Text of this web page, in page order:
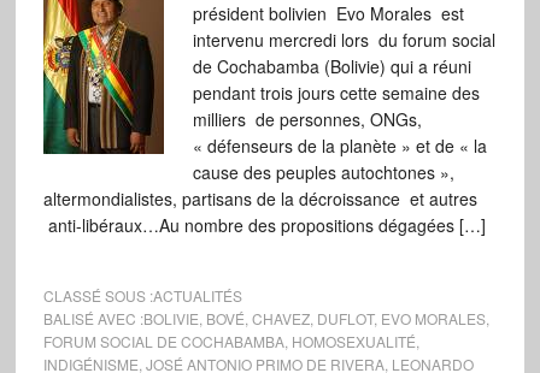
président bolivien Evo Morales est
intervenu mercredi lors du forum social
de Cochabamba (Bolivie) qui a réuni
pendant trois jours cette semaine des
milliers de personnes, ONGs,
« défenseurs de la planète » et de « la
cause des peuples autochtones »,
altermondialistes, partisans de la décroissance et autres
anti-libéraux…Au nombre des propositions dégagées […]
CLASSÉ SOUS :ACTUALITÉS
BALISÉ AVEC :BOLIVIE BOVÉ CHAVEZ, DUFLOT, EVO MORALES,
FORUM SOCIAL DE COCHABAMBA, HOMOSEXUALITÉ
INDIGÉNISME JOSÉ ANTONIO PRIMO DE RIVERA, LEONARDO